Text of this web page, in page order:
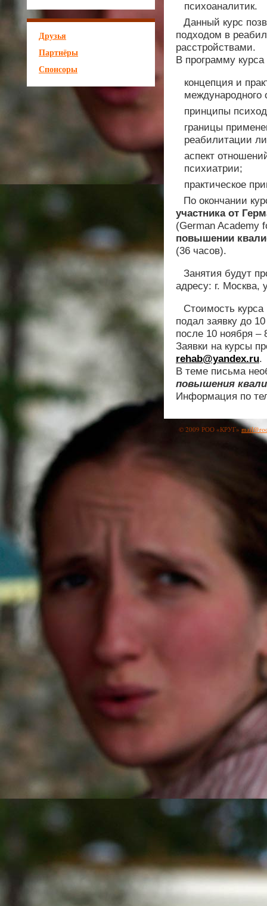
Друзья
Партнёры
Спонсоры
психоаналитик.
Данный курс
подходом в
расстройствами.
В программу
концепция и
международного
принципы
границы
реабилитации
аспект
психиатрии;
практическое
По окончании
участника от
(German Academy
повышении
(36 часов).
Занятия будут
адресу: г. Москва,
Стоимость
подал заявку до
после 10 ноября –
Заявки на курсы
rehab@yandex.ru.
В теме письма
повышения
Информация по
© 2009 РОО «КРУГ»